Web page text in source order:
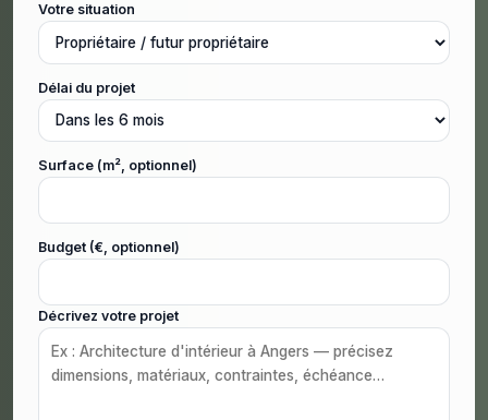
Votre situation
Délai du projet
Surface (m², optionnel)
Budget (€, optionnel)
Décrivez votre projet